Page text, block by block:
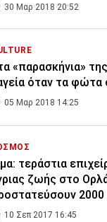
30 Μαρ 2018 20:52
«παρασκήνια»
όταν τα φώτα
05 Μαρ 2018 14:25
τεράστια
ζωής στο
2000
10 Σεπ 2017 16:45